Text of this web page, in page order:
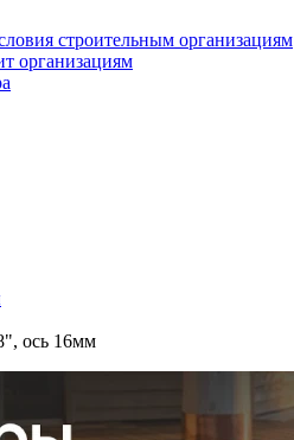
строительным организациям
организациям
ось 16мм